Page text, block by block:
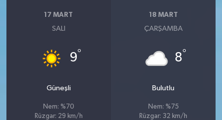
17 MART
SALI
9°
Güneşli
Nem: %70
Rüzgar: 29 km/h
18 MART
ÇARŞAMBA
8°
Bulutlu
Nem: %75
Rüzgar: 32 km/h